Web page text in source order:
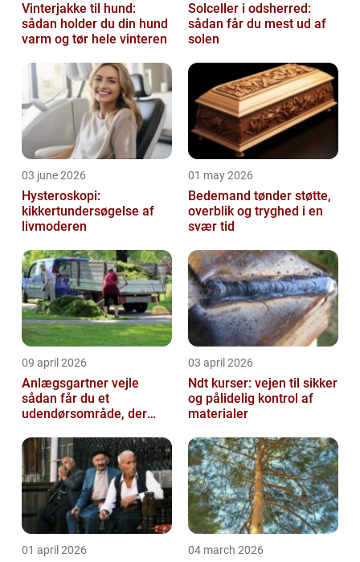
Vinterjakke til hund:
sådan holder du din hund
varm og tør hele vinteren
Solceller i odsherred:
sådan får du mest ud af
solen
03 june 2026
Hysteroskopi:
kikkertundersøgelse af
livmoderen
01 may 2026
Bedemand tønder støtte,
overblik og tryghed i en
svær tid
09 april 2026
Anlægsgartner vejle
sådan får du et
udendørsområde, der
03 april 2026
Ndt kurser: vejen til sikker
og pålidelig kontrol af
materialer
01 april 2026 04 march 2026